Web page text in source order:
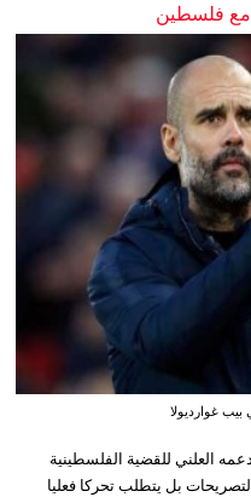
مع فلسطين
غوارديولا
العلني للقضية الفلسطينية
بل يتطلب تحركا فعليا